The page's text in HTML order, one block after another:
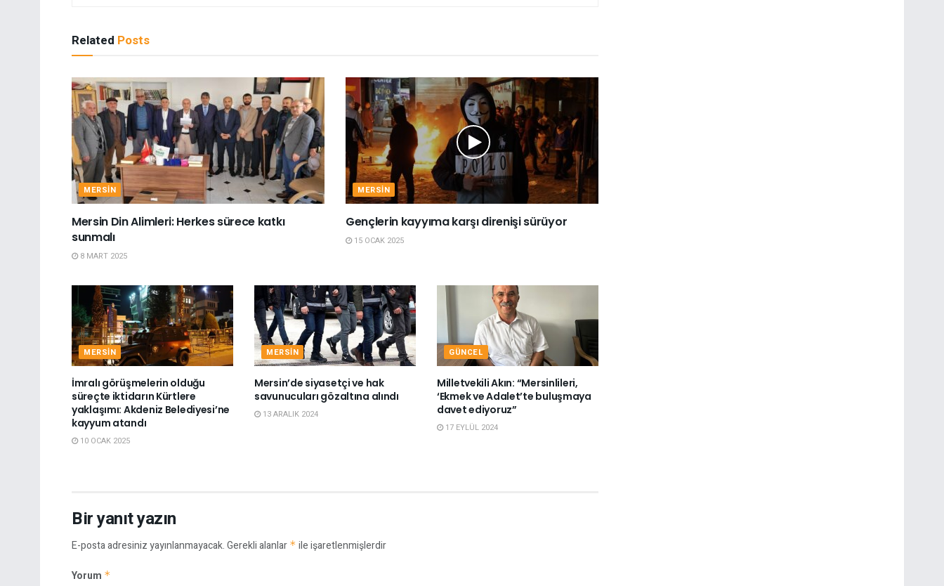
Related Posts
MERSIN
Mersin Din Alimleri: Herkes sürece katkı
sunmalı
8 MART 2025
MERSIN
Gençlerin kayyıma karşı direnişi sürüyor
15 OCAK 2025
MERSIN
İmralı görüşmelerin olduğu
süreçte iktidarın Kürtlere
yaklaşımı: Akdeniz Belediyesi’ne
kayyum atandı
10 OCAK 2025
MERSIN
Mersin’de siyasetçi ve hak
savunucuları gözaltına alındı
13 ARALIK 2024
GÜNCEL
Milletvekili Akın: “Mersinlileri,
‘Ekmek ve Adalet’te buluşmaya
davet ediyoruz”
17 EYLÜL 2024
Bir yanıt yazın
E-posta adresiniz yayınlanmayacak.Gerekli alanlar * ile işaretlenmişlerdir
Yorum *